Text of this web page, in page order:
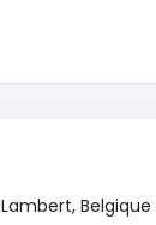
Belgique